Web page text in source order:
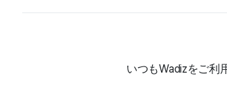
いつもWadizをご利